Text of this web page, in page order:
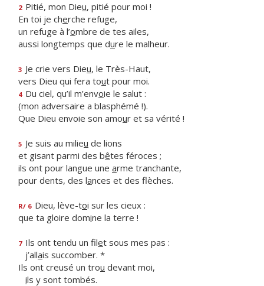
2 Pitié, mon Dieu, pitié pour moi !
En toi je cherche refuge,
un refuge à l’ombre de tes ailes,
aussi longtemps que dure le malheur.
3 Je crie vers Dieu, le Très-Haut,
vers Dieu qui fera tout pour moi.
4 Du ciel, qu’il m’envoie le salut :
(mon adversaire a blasphémé !).
Que Dieu envoie son amour et sa vérité !
5 Je suis au milieu de lions
et gisant parmi des bêtes féroces ;
ils ont pour langue une arme tranchante,
pour dents, des lances et des flèches.
R/ 6 Dieu, lève-toi sur les cieux :
que ta gloire domine la terre !
7 Ils ont tendu un filet sous mes pas :
j’allais succomber. *
Ils ont creusé un trou devant moi,
ils y sont tombés.